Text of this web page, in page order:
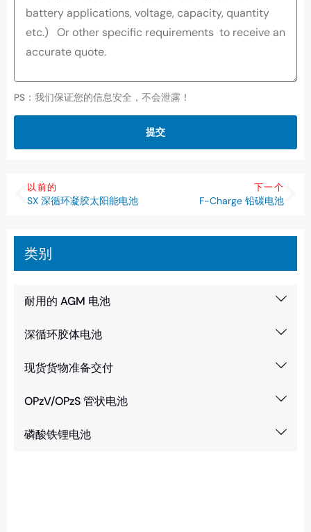
类别
耐用的 AGM 电池
深循环胶体电池
现货货物准备交付
OPzV/OPzS 管状电池
磷酸铁锂电池
PS：我们保证您的信息安全，不会泄露！
提交
以前的
SX 深循环凝胶太阳能电池
下一个
F-Charge 铅碳电池